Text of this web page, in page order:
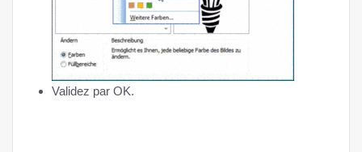
Validez par OK.